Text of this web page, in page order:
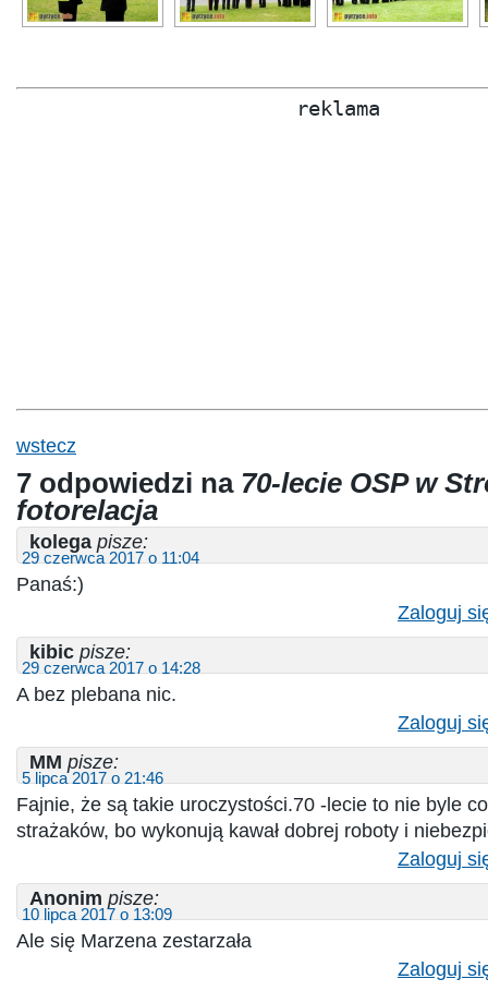
reklama
wstecz
7 odpowiedzi na 70-lecie OSP w
fotorelacja
kolega pisze:
29 czerwca 2017 o 11:04
Panaś:)
Zaloguj
kibic pisze:
29 czerwca 2017 o 14:28
A bez plebana nic.
Zaloguj
MM pisze:
5 lipca 2017 o 21:46
Fajnie, że są takie uroczystości.70 -lecie to nie byle
strażaków, bo wykonują kawał dobrej roboty i
Zaloguj
Anonim pisze:
10 lipca 2017 o 13:09
Ale się Marzena zestarzała
Zaloguj